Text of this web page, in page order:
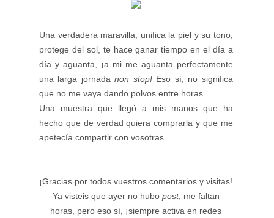
Una verdadera maravilla, unifica la piel y su tono,
protege del sol, te hace ganar tiempo en el día a
día y aguanta, ¡a mi me aguanta perfectamente
una larga jornadanon stop! Eso sí, no significa
que no me vaya dando polvos entre horas.
Una muestra que llegó a mis manos que ha
hecho que de verdad quiera comprarla y que me
apetecía compartir con vosotras.
¡Gracias por todos vuestros comentarios y visitas!
Ya visteis que ayer no hubo post, me faltan
horas, pero eso sí, ¡siempre activa en redes